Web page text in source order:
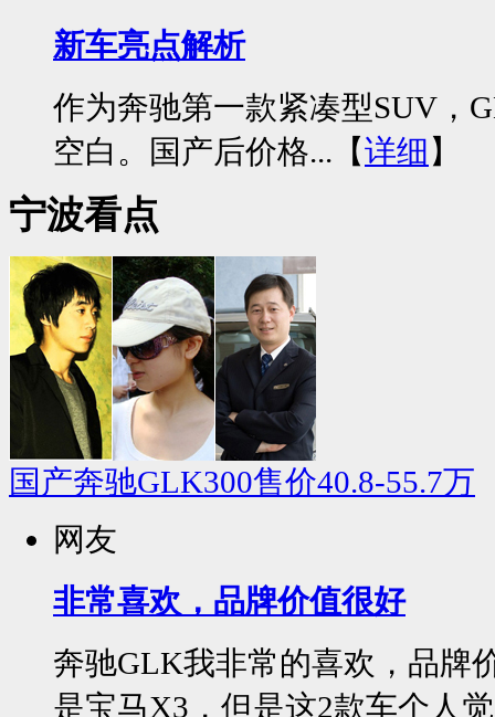
新车亮点解析
作为奔驰第一款紧凑型SUV，
空白。国产后价格...【详细 】
宁波看点
国产奔驰GLK300售价40.8-55.7万
网友
非常喜欢，品牌价值很好
奔驰GLK我非常的喜欢，品牌
是宝马X3，但是这2款车个人